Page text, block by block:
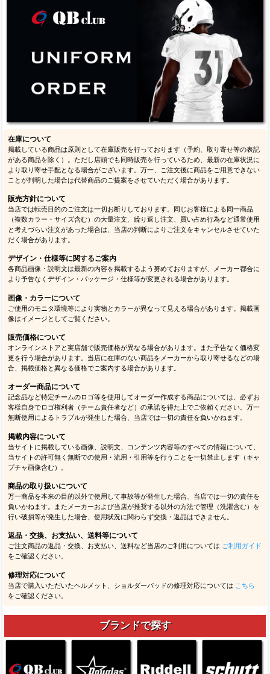
在庫について
掲載している商品は原則として在庫販売を行っております（予約、取り寄せ等の表記
がある商品を除く）。ただし店頭でも同時販売を行っているため、最新の在庫状況に
より取り寄せ手配となる場合がございます。万一、ご注文後に商品をご用意できない
ことが判明した場合は代替商品のご提案をさせていただく場合があります。
販売方針について
当店では転売目的のご注文は一切お断りしております。同じお客様による同一商品
（複数カラー・サイズ含む）の大量注文、繰り返し注文、買い占め行為など通常使用
と考えづらい注文があった場合は、当店の判断によりご注文をキャンセルさせていた
だく場合があります。
デザイン・仕様等に関するご案内
各商品画像・説明文は最新の内容を掲載するよう努めておりますが、メーカー都合に
より予告なくデザイン・パッケージ・仕様等が変更される場合があります。
画像・カラーについて
ご使用のモニタ環境等により実物とカラーが異なって見える場合があります。掲載画
像はイメージとしてご覧ください。
販売価格について
オンラインストアと実店舗で販売価格が異なる場合があります。また予告なく価格変
更を行う場合があります。当店に在庫のない商品をメーカーから取り寄せるなどの場
合、掲載価格と異なる価格でご案内する場合があります。
オーダー商品について
記念品など特定チームのロゴ等を使用してオーダー作成する商品については、必ずお
客様自身でロゴ権利者（チーム責任者など）の承諾を得た上でご依頼ください。万一
無断使用によるトラブルが発生した場合、当店では一切の責任を負いかねます。
掲載内容について
当サイトに掲載している画像、説明文、コンテンツ内容等のすべての情報について、
当サイトの許可無く無断での使用・流用・引用等を行うことを一切禁止します（キャ
プチャ画像含む）。
商品の取り扱いについて
万一商品を本来の目的以外で使用して事故等が発生した場合、当店では一切の責任を
負いかねます。またメーカーおよび当店が推奨する以外の方法で管理（洗濯含む）を
行い破損等が発生した場合、使用状況に関わらず交換・返品はできません。
返品・交換、お支払い、送料等について
ご注文商品の返品・交換、お支払い、送料など当店のご利用については ご利用ガイド
をご確認ください。
修理対応について
当店で購入いただいたヘルメット、ショルダーパッドの修理対応については こちら
をご確認ください。
ブランドで探す